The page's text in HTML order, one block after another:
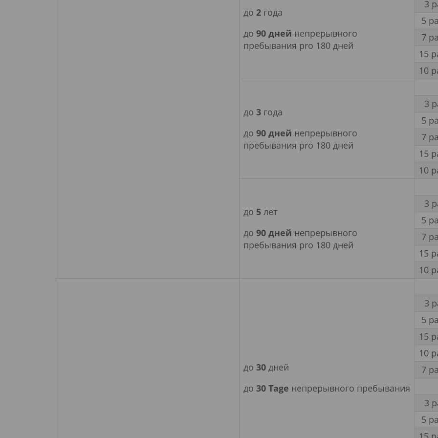
до 2 года
до 90 дней непрерывного
пребывания pro 180 дней
3
5
7
15
10
до 3 года
до 90 дней непрерывного
пребывания pro 180 дней
3
5
7
15
10
до 5 лет
до 90 дней непрерывного
пребывания pro 180 дней
3
5
7
15
10
до 30 дней
до 30 Tage непрерывного пребывания
3
5
15
10
7
3
5